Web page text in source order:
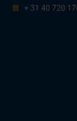
+ 31 40 720